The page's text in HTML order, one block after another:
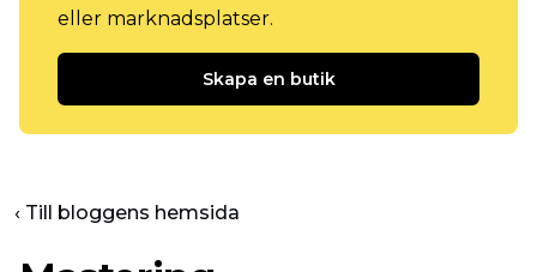
eller marknadsplatser.
Skapa en butik
‹ Till bloggens hemsida